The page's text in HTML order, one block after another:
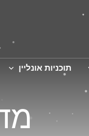
תוכניות אונליין